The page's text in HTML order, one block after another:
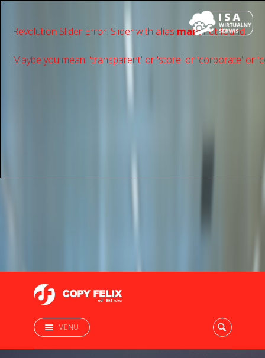
Revolution Slider Error: Slider with alias mainnot found.
Maybe you mean: 'transparent' or 'store' or 'сorporate' or
MENU